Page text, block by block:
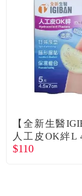
【全新生醫
人工皮OK絆L
分 5片/盒
$110